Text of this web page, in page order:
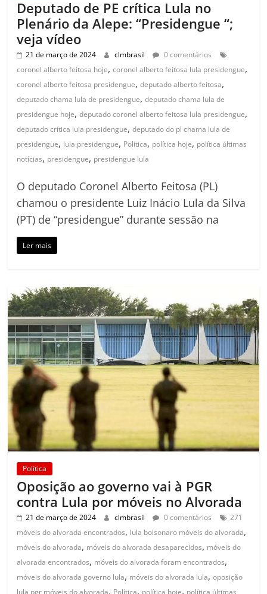
Deputado de PE crítica Lula no
Plenário da Alepe: “Presidengue “;
veja vídeo
21 de março de 2024 clmbrasil
0 comentários
coronel alberto feitosa hoje,coronel alberto feitosa lula presidengue,
coronel alberto feitosa presidengue,deputado alberto feitosa,
deputado chama lula de presidengue,deputado chama lula de
presidengue hoje,deputado coronel alberto feitosa lula presidengue,
deputado crítica lula presidengue,deputado do pl chama lula de
presidengue, lula presidengue, Política, política hoje, política últimas
notícias, presidengue, presidengue lula
O deputado Coronel Alberto Feitosa (PL)
chamou o presidente Luiz Inácio Lula da Silva
(PT) de “presidengue” durante sessão na
Ler mais
Política
Oposição ao governo vai à PGR
contra Lula por móveis no Alvorada
21 de março de 2024 clmbrasil 0 comentários
271
móveis do alvorada encontrados, lula bolsonaro móveis do alvorada,
móveis do alvorada, móveis do alvorada desaparecidos, móveis do
alvorada encontrados, móveis do alvorada foram encontrados,
móveis do alvorada governo lula, móveis do alvorada lula,oposição
, , ,